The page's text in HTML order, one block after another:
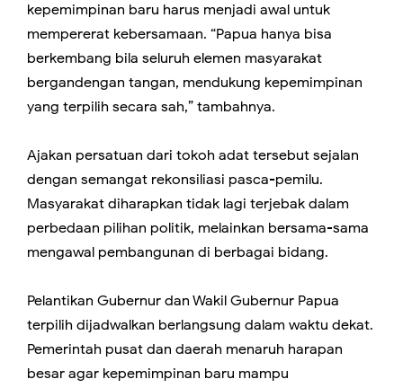
kepemimpinan baru harus menjadi awal untuk
mempererat kebersamaan. “Papua hanya bisa
berkembang bila seluruh elemen masyarakat
bergandengan tangan, mendukung kepemimpinan
yang terpilih secara sah,” tambahnya.
Ajakan persatuan dari tokoh adat tersebut sejalan
dengan semangat rekonsiliasi pasca-pemilu.
Masyarakat diharapkan tidak lagi terjebak dalam
perbedaan pilihan politik, melainkan bersama-sama
mengawal pembangunan di berbagai bidang.
Pelantikan Gubernur dan Wakil Gubernur Papua
terpilih dijadwalkan berlangsung dalam waktu dekat.
Pemerintah pusat dan daerah menaruh harapan
besar agar kepemimpinan baru mampu